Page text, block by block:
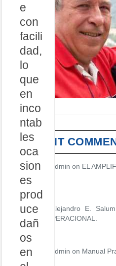
e
con
facili
dad,
lo
que
en
inco
ntab
les
oca
sion
es
prod
uce
dañ
os
en
RECENT
admin on EL
Alejandro E.
OPERACIONAL.
admin on Manual